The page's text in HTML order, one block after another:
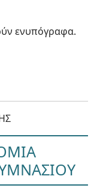
ενυπόγραφα.